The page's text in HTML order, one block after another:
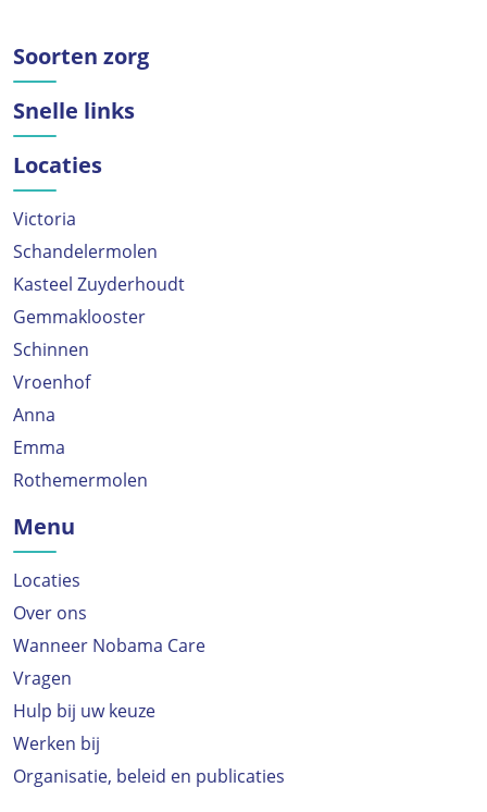
Soorten zorg
Snelle links
Locaties
Victoria
Schandelermolen
Kasteel Zuyderhoudt
Gemmaklooster
Schinnen
Vroenhof
Anna
Emma
Rothemermolen
Menu
Locaties
Over ons
Wanneer Nobama Care
Vragen
Hulp bij uw keuze
Werken bij
Organisatie, beleid en publicaties